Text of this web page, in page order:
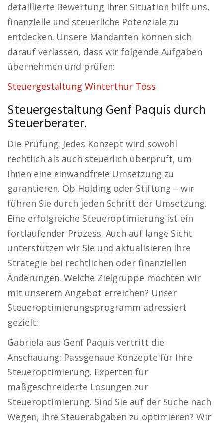
detaillierte Bewertung Ihrer Situation hilft uns,
finanzielle und steuerliche Potenziale zu
entdecken. Unsere Mandanten können sich
darauf verlassen, dass wir folgende Aufgaben
übernehmen und prüfen:
Steuergestaltung Winterthur Töss
Steuergestaltung Genf Paquis durch
Steuerberater.
Die Prüfung: Jedes Konzept wird sowohl
rechtlich als auch steuerlich überprüft, um
Ihnen eine einwandfreie Umsetzung zu
garantieren. Ob Holding oder Stiftung – wir
führen Sie durch jeden Schritt der Umsetzung.
Eine erfolgreiche Steueroptimierung ist ein
fortlaufender Prozess. Auch auf lange Sicht
unterstützen wir Sie und aktualisieren Ihre
Strategie bei rechtlichen oder finanziellen
Änderungen. Welche Zielgruppe möchten wir
mit unserem Angebot erreichen? Unser
Steueroptimierungsprogramm adressiert
gezielt:
Gabriela aus Genf Paquis vertritt die
Anschauung: Passgenaue Konzepte für Ihre
Steueroptimierung. Experten für
maßgeschneiderte Lösungen zur
Steueroptimierung. Sind Sie auf der Suche nach
Wegen, Ihre Steuerabgaben zu optimieren? Wir